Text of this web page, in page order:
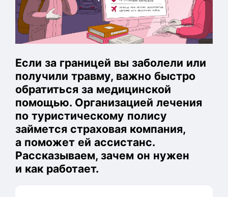
Если за границей вы заболели или
получили травму, важно быстро
обратиться за медицинской
помощью. Организацией лечения
по туристическому полису
займется страховая компания,
а поможет ей ассистанс.
Рассказываем, зачем он нужен
и как работает.